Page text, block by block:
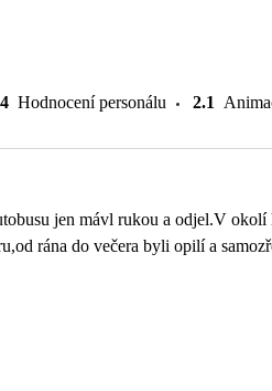
Hodnocení personálu 2.1
jen mávl rukou a odjel.V
rána do večera byli opilí a